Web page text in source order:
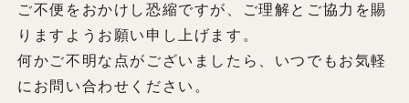
ご不便をおかけし恐縮ですが、ご理解とご協力を賜
りますようお願い申し上げます。
何かご不明な点がございましたら、いつでもお気軽
にお問い合わせください。